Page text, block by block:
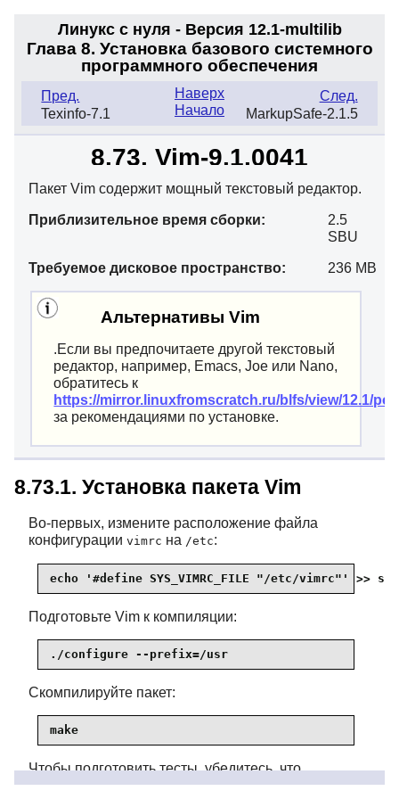
Линукс с нуля - Версия 12.1-multilib
Глава 8. Установка базового системного
программного обеспечения
Пред.
Texinfo-7.1
След.
MarkupSafe-2.1.5
Наверх
Начало
8.73. Vim-9.1.0041
Пакет Vim содержит мощный текстовый редактор.
Приблизительное время сборки:
2.5
SBU
Требуемое дисковое пространство: 236 MB
Альтернативы Vim
.Если вы предпочитаете другой текстовый
редактор, например, Emacs, Joe или Nano,
обратитесь к
https://mirror.linuxfromscratch.ru/blfs/view/12.1/
за рекомендациями по установке.
8.73.1. Установка пакета Vim
Во-первых, измените расположение файла
конфигурации vimrc на /etc:
echo '#define SYS_VIMRC_FILE "/etc/vimrc"' >>
Подготовьте Vim к компиляции:
./configure --prefix=/usr
Скомпилируйте пакет:
make
Чтобы подготовить тесты, убедитесь, что
пользовательtesterможет писать в исходное